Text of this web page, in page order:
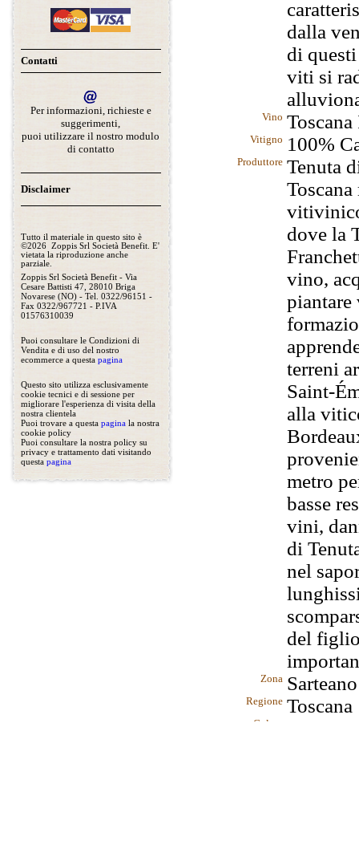
Contatti
Per informazioni, richieste e
suggerimenti,
puoi utilizzare il nostro modulo
di contatto
Disclaimer
Tutto il materiale in questo sito è
©2026 Zoppis Srl Società Benefit. E'
vietata la riproduzione anche
parziale.
Zoppis Srl Società Benefit - Via
Cesare Battisti 47, 28010 Briga
Novarese (NO) - Tel. 0322/96151 -
Fax 0322/967721 - P.IVA
01576310039
Puoi consultare le Condizioni di
Vendita e di uso del nostro
ecommerce a questa pagina
Questo sito utilizza esclusivamente
cookie tecnici e di sessione per
migliorare l'esperienza di visita della
nostra clientela
Puoi trovare a questa paginala nostra
cookie policy
Puoi consultare la nostra policy su
privacy e trattamento dati visitando
questa pagina
dalla
di
viti si
Vino
Vitigno 100%
Produttore Tenuta
dove la
vino,
terreni
Saint-
alla
metro
basse
vini,
di
nel
del
Zona
Regione Toscana
Colore